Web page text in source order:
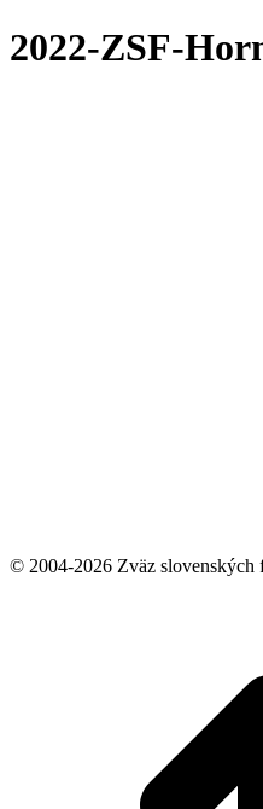
2022-ZSF-
© 2004-2026 Zväz slovenských